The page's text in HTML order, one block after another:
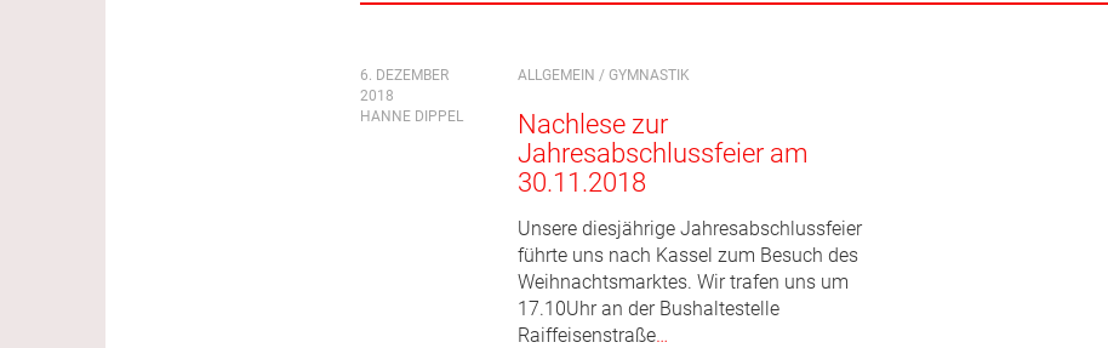
6. DEZEMBER
2018
HANNE DIPPEL
ALLGEMEIN / GYMNASTIK
Nachlese zur
Jahresabschlussfeier am
30.11.2018
Unsere diesjährige Jahresabschlussfeier
führte uns nach Kassel zum Besuch des
Weihnachtsmarktes. Wir trafen uns um
17.10Uhr an der Bushaltestelle
Raiffeisenstraße…